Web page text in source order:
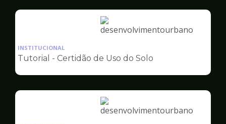
Ilustração
pagina
Desenvolvimento
Urbano
INSTITUCIONAL
Tutorial - Certidão de Uso do Solo
Ilustração